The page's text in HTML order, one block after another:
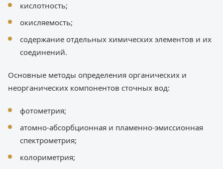
кислотность;
окисляемость;
содержание отдельных химических элементов и их
соединений.
Основные методы определения органических и
неорганических компонентов сточных вод:
фотометрия;
атомно-абсорбционная и пламенно-эмиссионная
спектрометрия;
колориметрия;